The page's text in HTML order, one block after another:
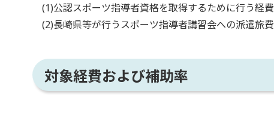
(1)公認スポーツ指導者資格を取得するために行う経費
(2)長崎県等が行うスポーツ指導者講習会への派遣旅費
対象経費および補助率